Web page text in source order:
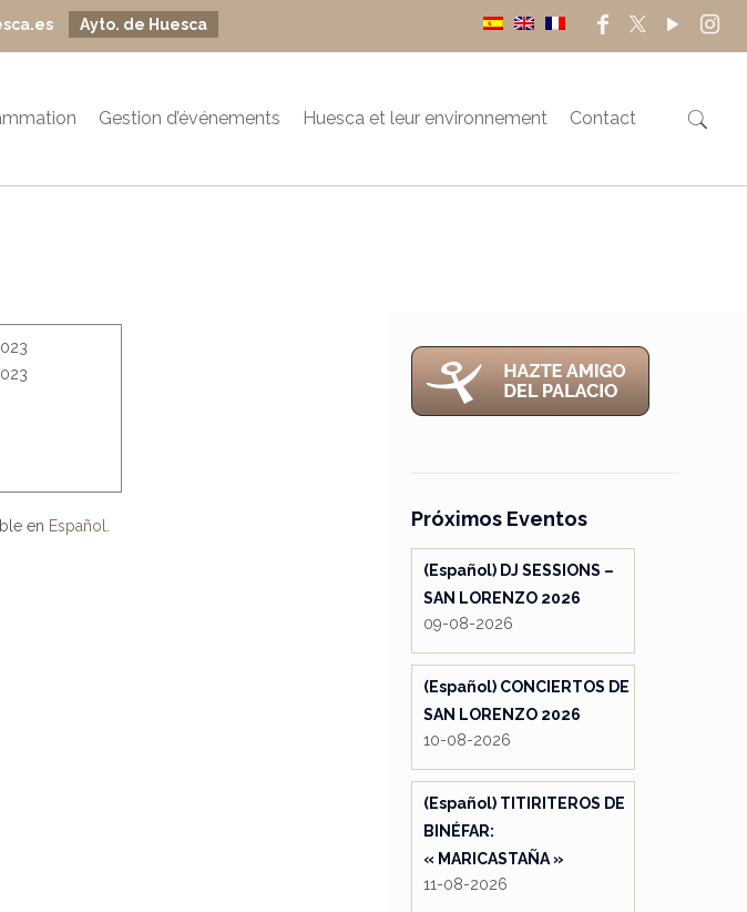
Ayto. de Huesca
Gestion d’événements Huesca et leur environnement Contact
en Español Próximos Eventos
(Español) DJ SESSIONS –
SAN LORENZO 2026
09-08-2026
(Español) CONCIERTOS DE
SAN LORENZO 2026
10-08-2026
(Español) TITIRITEROS DE
BINÉFAR:
« MARICASTAÑA »
11-08-2026